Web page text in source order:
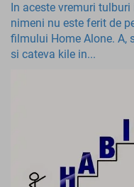
In aceste vremuri
nimeni nu este ferit de
filmului Home Alone. A,
si cateva kile in...